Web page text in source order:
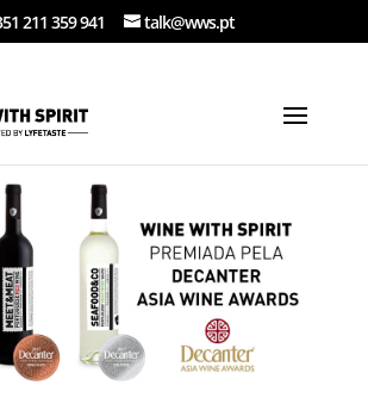
211 359 941 talk@wws.pt